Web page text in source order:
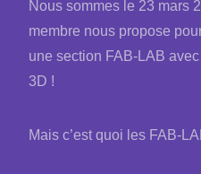
Nous sommes le 23 mars
membre nous propose
une section FAB-LAB
3D !
Mais c’est quoi les FAB-